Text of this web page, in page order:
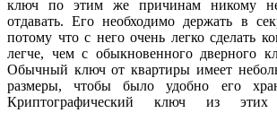
ключ по этим же причинам никому
отдавать. Его необходимо держать в
потому что с него очень легко сделать
легче, чем с обыкновенного дверного
Обычный ключ от квартиры имеет
размеры, чтобы было удобно его
Криптографический ключ из